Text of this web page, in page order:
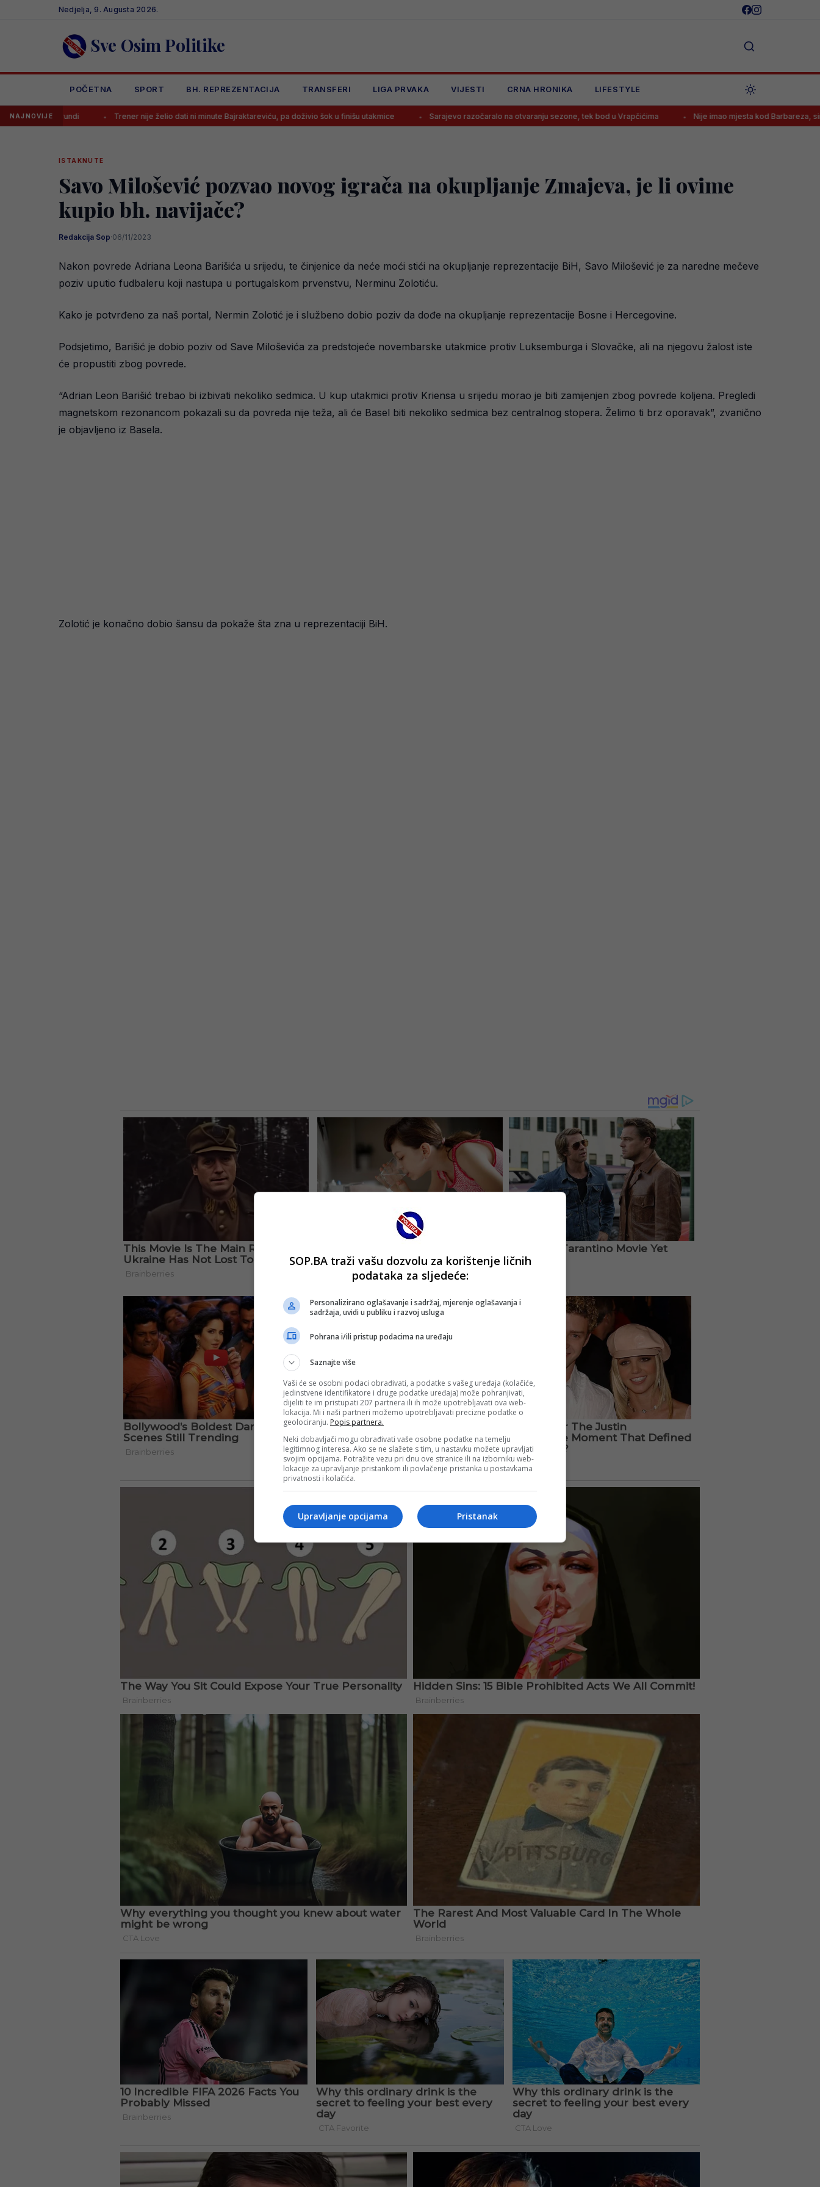
Nedjelja, 9. Augusta 2026.
Sve Osim Politike
POČETNA SPORT BH. REPREZENTACIJA TRANSFERI LIGA PRVAKA VIJESTI CRNA HRONIKA LIFESTYLE
NAJNOVIJE
rundi Trener nije želio dati ni minute Bajraktareviću, pa doživio šok u finišu utakmice Sarajevo razočaralo na otvaranju sezone, tek bod u Vrapčićima Nije imao mjesta kod Barbareza, sinoć je
ISTAKNUTE
Savo Milošević pozvao novog igrača na okupljanje Zmajeva, je li ovime
kupio bh. navijače?
Redakcija Sop·06/11/2023
Nakon povrede Adriana Leona Barišića u srijedu, te činjenice da neće moći stići na okupljanje reprezentacije BiH, Savo Milošević je za naredne mečeve
poziv uputio fudbaleru koji nastupa u portugalskom prvenstvu, Nerminu Zolotiću.
Kako je potvrđeno za naš portal, Nermin Zolotić je i službeno dobio poziv da dođe na okupljanje reprezentacije Bosne i Hercegovine.
Podsjetimo, Barišić je dobio poziv od Save Miloševića za predstojeće novembarske utakmice protiv Luksemburga i Slovačke, ali na njegovu žalost iste
će propustiti zbog povrede.
“Adrian Leon Barišić trebao bi izbivati nekoliko sedmica. U kup utakmici protiv Kriensa u srijedu morao je biti zamijenjen zbog povrede koljena. Pregledi
magnetskom rezonancom pokazali su da povreda nije teža, ali će Basel biti nekoliko sedmica bez centralnog stopera. Želimo ti brz oporavak”, zvanično
je objavljeno iz Basela.
Zolotić je konačno dobio šansu da pokaže šta zna u reprezentaciji BiH.
SOP.BA traži vašu dozvolu za korištenje ličnih
podataka za sljedeće:
Personalizirano oglašavanje i sadržaj, mjerenje oglašavanja i
sadržaja, uvidi u publiku i razvoj usluga
Pohrana i/ili pristup podacima na uređaju
Saznajte više
Vaši će se osobni podaci obrađivati, a podatke s vašeg uređaja (kolačiće,
jedinstvene identifikatore i druge podatke uređaja) može pohranjivati,
dijeliti te im pristupati 207 partnera ili ih može upotrebljavati ova web-
lokacija. Mi i naši partneri možemo upotrebljavati precizne podatke o
geolociranju. Popis partnera.
Neki dobavljači mogu obrađivati vaše osobne podatke na temelju
legitimnog interesa. Ako se ne slažete s tim, u nastavku možete upravljati
svojim opcijama. Potražite vezu pri dnu ove stranice ili na izborniku web-
lokacije za upravljanje pristankom ili povlačenje pristanka u postavkama
privatnosti i kolačića.
Pristanak
Upravljanje opcijama